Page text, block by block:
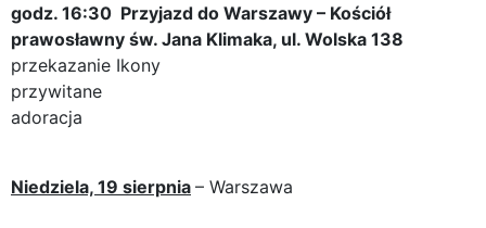
godz. 16:30 Przyjazd do Warszawy – Kościół
prawosławny św. Jana Klimaka, ul. Wolska 138
przekazanie Ikony
przywitane
adoracja
Niedziela, 19 sierpnia – Warszawa